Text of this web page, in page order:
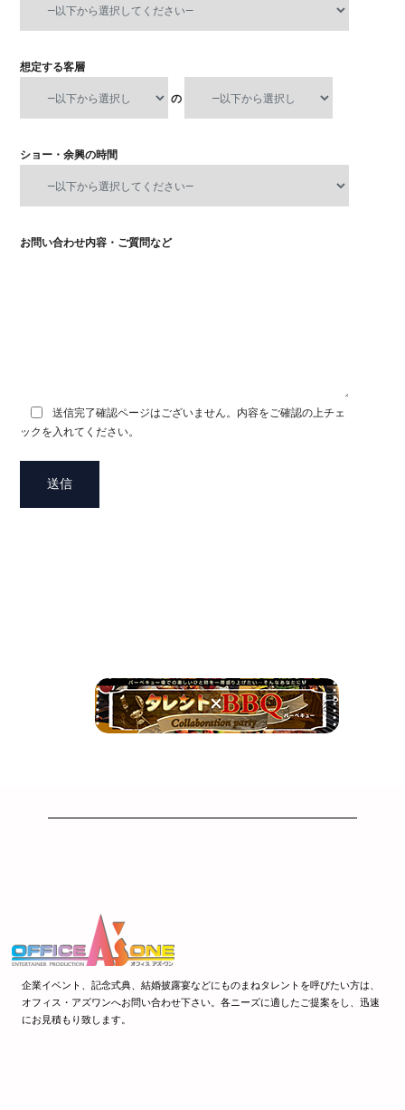
想定する客層
の
ショー・余興の時間
お問い合わせ内容・ご質問など
送信完了確認ページはございません。内容をご確認の上チェ
ックを入れてください。
企業イベント、記念式典、結婚披露宴などにものまねタレントを呼びたい方は、
オフィス・アズワンへお問い合わせ下さい。各ニーズに適したご提案をし、迅速
にお見積もり致します。